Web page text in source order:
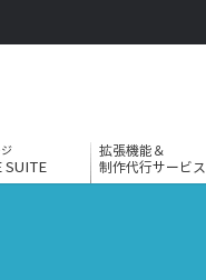
SUITE
拡張機能＆
制作代行サービス